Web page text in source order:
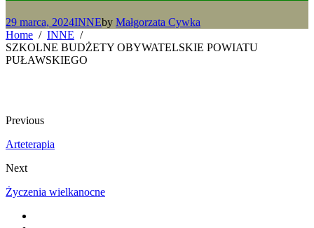
29 marca, 2024INNEby Małgorzata Cywka
Home
INNE
SZKOLNE BUDŻETY OBYWATELSKIE POWIATU
PUŁAWSKIEGO
Previous
Arteterapia
Next
Życzenia wielkanocne